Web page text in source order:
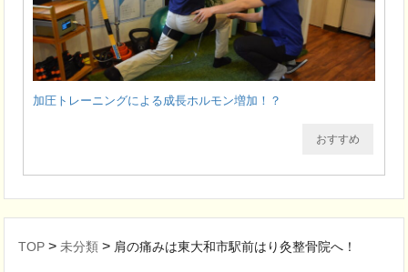
加圧トレーニングによる成長ホルモン増加！？
おすすめ
TOP > 未分類 > 肩の痛みは東大和市駅前はり灸整骨院へ！